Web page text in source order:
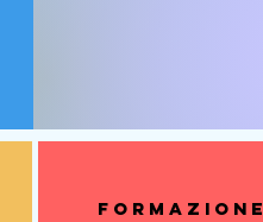
formazione